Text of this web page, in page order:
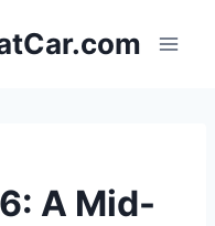
A Mid-